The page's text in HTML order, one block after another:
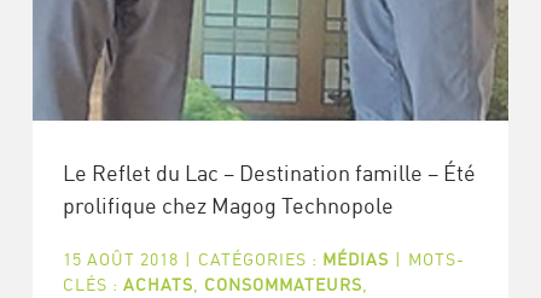
Le Reflet du Lac – Destination famille – Été
prolifique chez Magog Technopole
15 AOÛT 2018 | CATÉGORIES : MÉDIAS | MOTS-
CLÉS : ACHATS CONSOMMATEURS